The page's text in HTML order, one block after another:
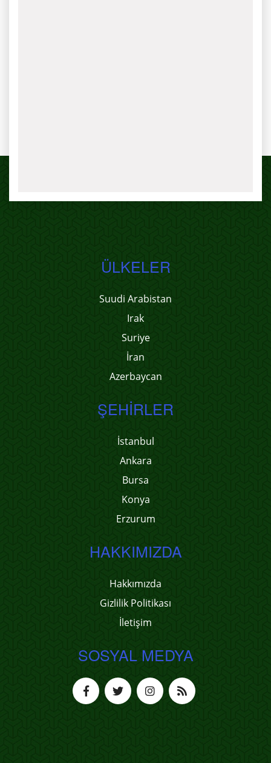
ÜLKELER
Suudi Arabistan
Irak
Suriye
İran
Azerbaycan
ŞEHIRLER
İstanbul
Ankara
Bursa
Konya
Erzurum
HAKKIMIZDA
Hakkımızda
Gizlilik Politikası
İletişim
SOSYAL MEDYA